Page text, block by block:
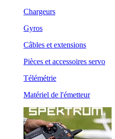
Chargeurs
Gyros
Câbles et extensions
Pièces et accessoires servo
Télémétrie
Matériel de l'émetteur